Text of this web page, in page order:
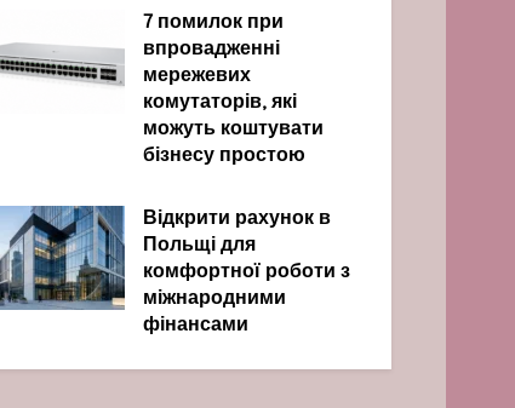
7 помилок при
впровадженні
мережевих
комутаторів, які
можуть коштувати
бізнесу простою
Відкрити рахунок в
Польщі для
комфортної роботи з
міжнародними
фінансами